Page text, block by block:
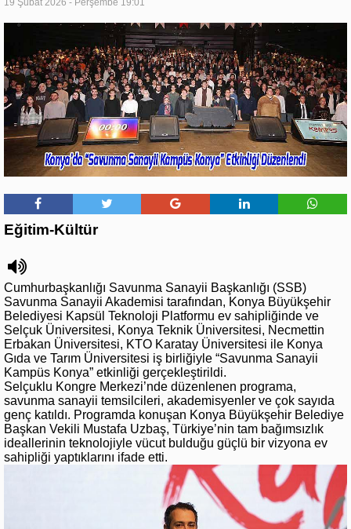
19 Şubat 2026 - Perşembe 19:01
Eğitim-Kültür
Cumhurbaşkanlığı Savunma Sanayii Başkanlığı (SSB)
Savunma Sanayii Akademisi tarafından, Konya Büyükşehir
Belediyesi Kapsül Teknoloji Platformu ev sahipliğinde ve
Selçuk Üniversitesi, Konya Teknik Üniversitesi, Necmettin
Erbakan Üniversitesi, KTO Karatay Üniversitesi ile Konya
Gıda ve Tarım Üniversitesi iş birliğiyle “Savunma Sanayii
Kampüs Konya” etkinliği gerçekleştirildi.
Selçuklu Kongre Merkezi’nde düzenlenen programa,
savunma sanayii temsilcileri, akademisyenler ve çok sayıda
genç katıldı. Programda konuşan Konya Büyükşehir Belediye
Başkan Vekili Mustafa Uzbaş, Türkiye’nin tam bağımsızlık
ideallerinin teknolojiyle vücut bulduğu güçlü bir vizyona ev
sahipliği yaptıklarını ifade etti.